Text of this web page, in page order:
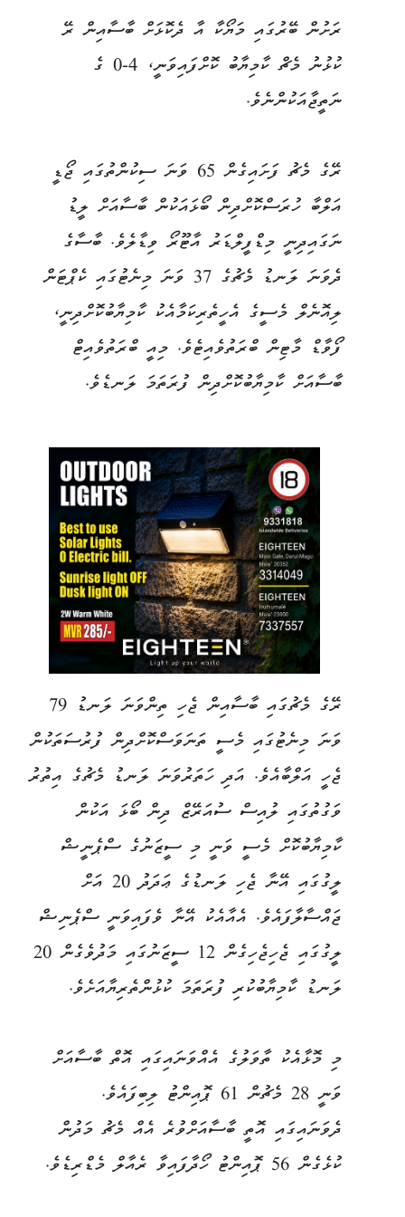
ރަށުން ބޭރުގައި މަޔޯކާ އާ ދެކޮޅަށް ބާސާއިން ރޭ
ކުޅުނު މެޗް ކާމިޔާބު ކޮށްފައިވަނީ، 4-0 ގެ
ނަތީޖާއަކުންނެވެ.
ރޭގެ މެޗު ފަށައިގެން 65 ވަނަ ސިކުންތުގައި ޖޯޑީ
އަލްބާ ހުރަސްކޮށްދިން ބޯޅައަކުން ބާސާއަށް ލީޑު
ނަގައިދިނީ މިޑްފީލްޑަރު އާޓޫރޯ ވިޑާލެވެ. ބާސާގެ
ދެވަނަ ލަނޑު މެޗުގެ 37 ވަނަ މިނެޓުގައި ކެޕްޓަން
ލިއޮނެލް މެސީގެ އެހީތެރިކަމާއެކު ކާމިޔާބުކޮށްދިނީ،
ފޯވާޑް މާޓިން ބްރަތުވެއިޓެވެ. މިއީ ބްރަތުވެއިޓް
ބާސާއަށް ކާމިޔާބުކޮށްދިން ފުރަތަމަ ލަނޑެވެ.
ރޭގެ މެޗުގައި ބާސާއިން ޖެހި ތިންވަނަ ލަނޑު 79
ވަނަ މިނެޓުގައި މެސީ ތަނަވަސްކޮށްދިން ފުރުސަތަކުން
ޖެހީ އަލްބާއެވެ. އަދި ހަތަރުވަނަ ލަނޑު މެޗުގެ އިތުރު
ވަގުތުގައި ލުއިސް ސުއަރޭޒް ދިން ބޯޅަ އަކުން
ކާމިޔާބުކޮށް މެސީ ވަނީ މި ސީޒަނުގެ ސްޕެނީޝް
ލީގުގައި އޭނާ ޖެހި ލަނޑުގެ ޢަދަދު 20 އަށް
ޖައްސާލާފައެވެ. އެއާއެކު އޭނާ ވެފައިވަނީ ސްޕެނިޝް
ލީގުގައި ޖެހިޖެހިގެން 12 ސީޒަނުގައި މަދުވެގެން 20
ލަނޑު ކާމިޔާބުކުރި ފުރަތަމަ ކުޅުންތެރިޔާއަށެވެ.
މި މޮޅާއެކު ތާވަލުގެ އެއްވަނައިގައި އޮތް ބާސާއަށް
ވަނީ 28 މެޗުން 61 ޕޮއިންޓު ލިބިފައެވެ.
ދެވަނައިގައި އޮތީ ބާސާއަށްވުރެ އެއް މެޗު މަދުން
ކުޅެގެން 56 ޕޮއިންޓު ހޯދާފައިވާ ރެއާލް މެޑްރިޑެވެ.